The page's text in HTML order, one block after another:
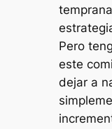
Pero
este
dejar a